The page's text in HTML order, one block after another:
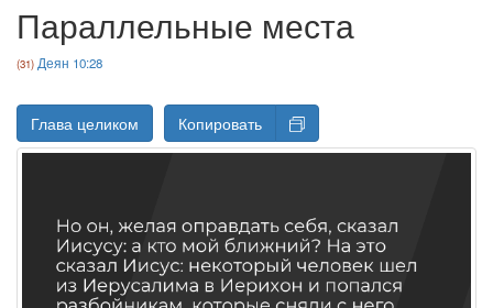
Параллельные места
Деян 10:28
Глава целиком Копировать